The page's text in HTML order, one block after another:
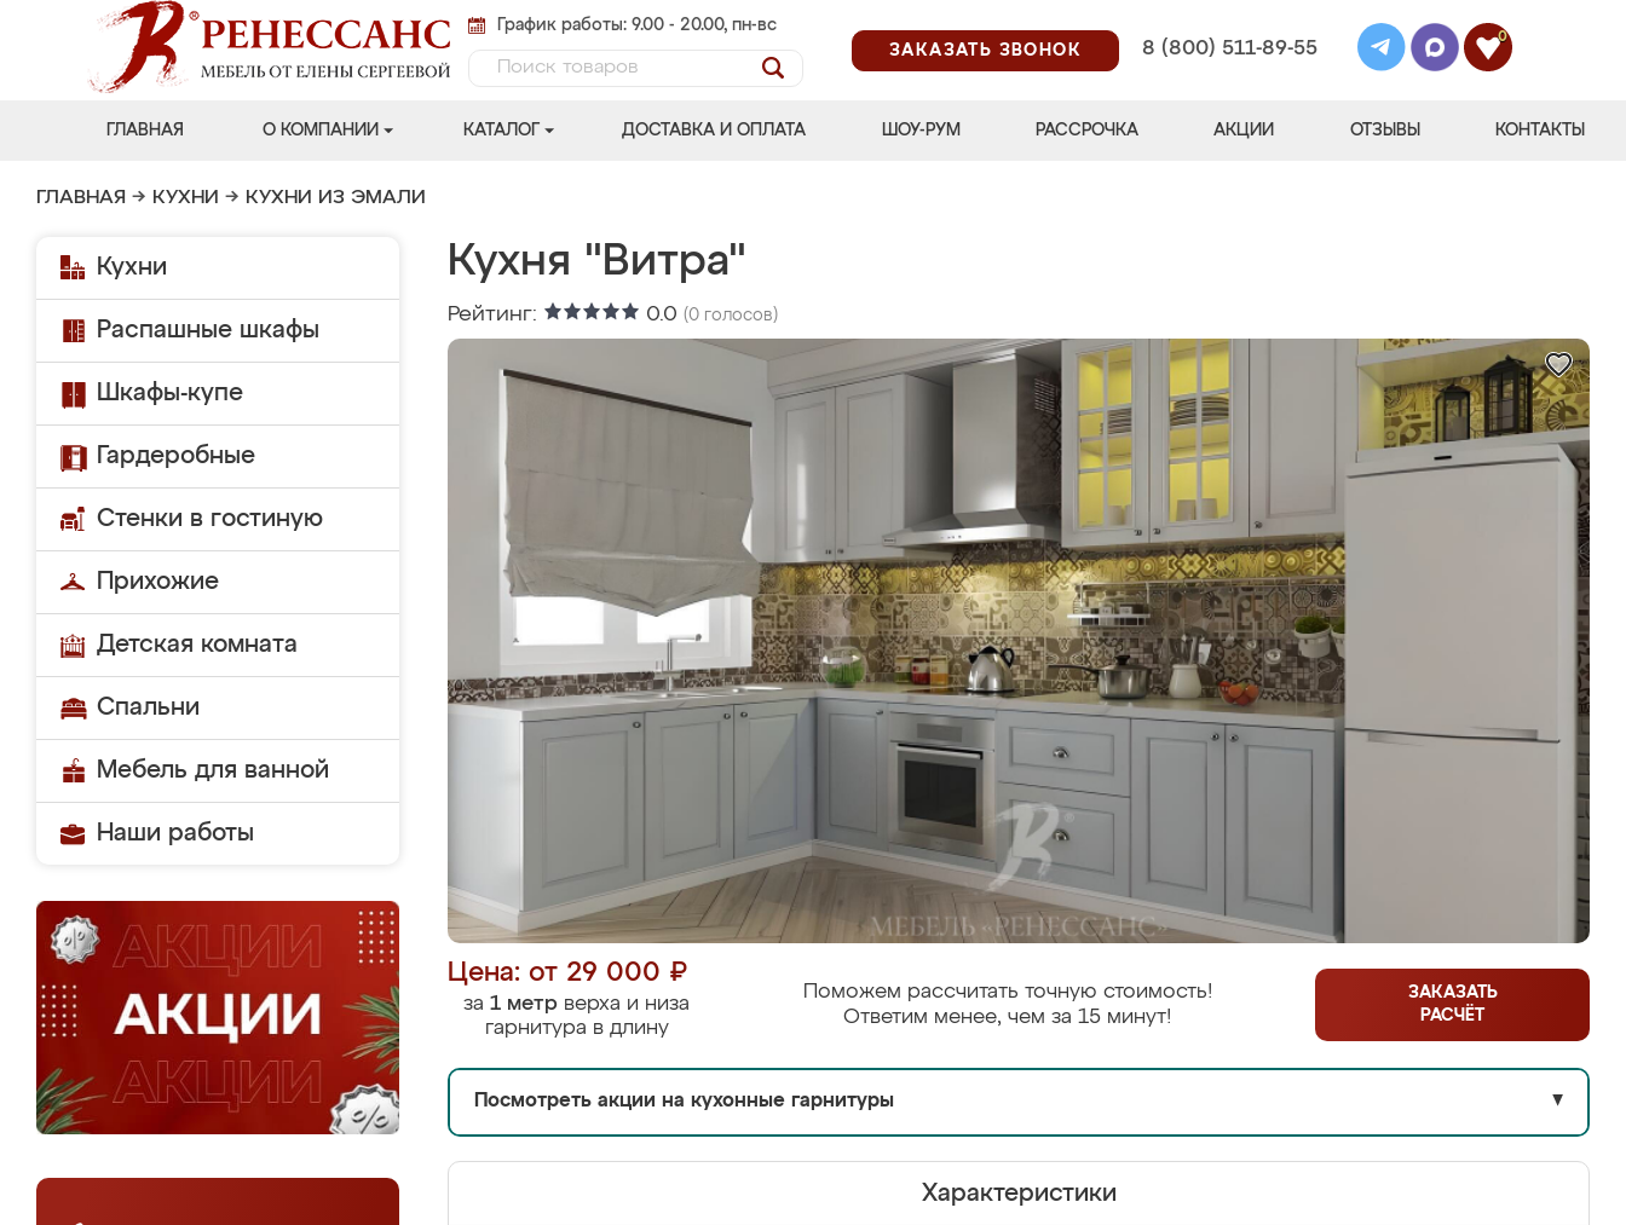
График работы: 9.00 - 20.00, пн-вс
ЗАКАЗАТЬ ЗВОНОК
8 (800) 511-89-55
0
ГЛАВНАЯ О КОМПАНИИ КАТАЛОГ ДОСТАВКА И ОПЛАТА ШОУ-РУМ РАССРОЧКА АКЦИИ ОТЗЫВЫ КОНТАКТЫ
ГЛАВНАЯ → КУХНИ → КУХНИ ИЗ ЭМАЛИ
Кухни
Распашные шкафы
Шкафы-купе
Гардеробные
Стенки в гостиную
Прихожие
Детская комната
Спальни
Мебель для ванной
Наши работы
Кухня "Витра"
Рейтинг: 0.0 (0 голосов)
Цена: от 29 000 ₽
за 1 метр верха и низа
гарнитура в длину
Поможем рассчитать точную стоимость!
Ответим менее, чем за 15 минут!
ЗАКАЗАТЬ
РАСЧЁТ
Посмотреть акции на кухонные гарнитуры ▼
Характеристики